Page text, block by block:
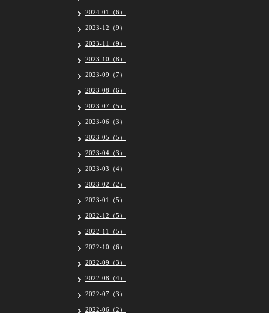
2024-01（6）
2023-12（9）
2023-11（9）
2023-10（8）
2023-09（7）
2023-08（6）
2023-07（5）
2023-06（3）
2023-05（5）
2023-04（3）
2023-03（4）
2023-02（2）
2023-01（5）
2022-12（5）
2022-11（5）
2022-10（6）
2022-09（3）
2022-08（4）
2022-07（3）
2022-06（2）